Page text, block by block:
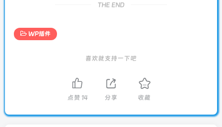
THE END
WP插件
喜欢就支持一下吧
点赞 14 分享 收藏